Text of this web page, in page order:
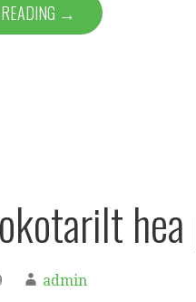
→
admin